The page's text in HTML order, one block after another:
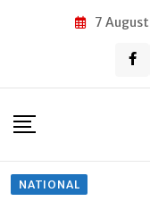
7
NATIONAL